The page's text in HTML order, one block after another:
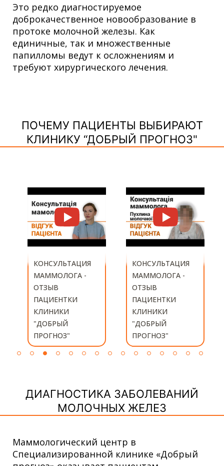
Это редко диагностируемое
доброкачественное новообразование в
протоке молочной железы. Как
единичные, так и множественные
папилломы ведут к осложнениям и
требуют хирургического лечения.
ПОЧЕМУ ПАЦИЕНТЫ ВЫБИРАЮТ
КЛИНИКУ “ДОБРЫЙ ПРОГНОЗ"
КОНСУЛЬТАЦИЯ
МАММОЛОГА -
ОТЗЫВ
ПАЦИЕНТКИ
КЛИНИКИ
"ДОБРЫЙ
ПРОГНОЗ"
ЛЕЧЕНИЕ
ФИБРОАДЕНОМЫ
- ОТЗЫВ
ПАЦИЕНТКИ
КЛИНИКИ
"ДОБРЫЙ
ПРОГНОЗ"
ДИАГНОСТИКА ЗАБОЛЕВАНИЙ
МОЛОЧНЫХ ЖЕЛЕЗ
Маммологический центр в
Специализированной клинике «Добрый